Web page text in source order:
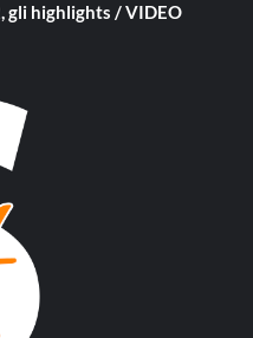
gli highlights / VIDEO